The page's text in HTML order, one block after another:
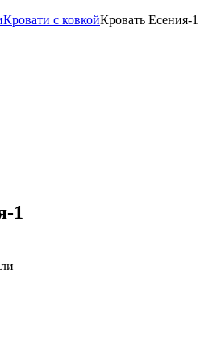
Кровати с ковкойКровать Есения-1
1